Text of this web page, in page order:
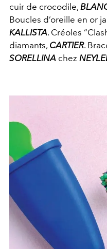
cuir de crocodile,
Boucles d’oreille en or
KALLISTA. Créoles
diamants, CARTIER.
SORELLINA chez